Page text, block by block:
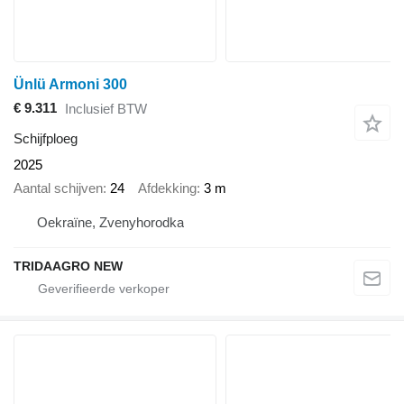
Ünlü Armoni 300
€ 9.311 Inclusief BTW
Schijfploeg
2025
Aantal schijven 24 Afdekking 3 m
Oekraïne, Zvenyhorodka
TRIDAAGRO NEW